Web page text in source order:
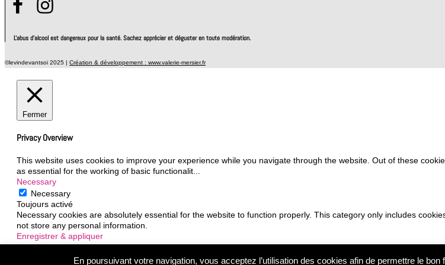
L'abus d'alcool est dangereux pour la santé. Sachez apprécier et déguster en toute modération.
©levindevantsoi 2025 | Création & développement : www.valerie-mersier.fr
En poursuivant votre navigation, vous acceptez l’utilisation des cookies afin de permettre le
Fermer
Privacy Overview
This website uses cookies to improve your experience while you navigate through the website. Out of these
as essential for the working of basic functionalit
Necessary
Necessary
Toujours activé
Necessary cookies are absolutely essential for the website to function properly. This category only includes
not store any personal information.
Enregistrer & appliquer